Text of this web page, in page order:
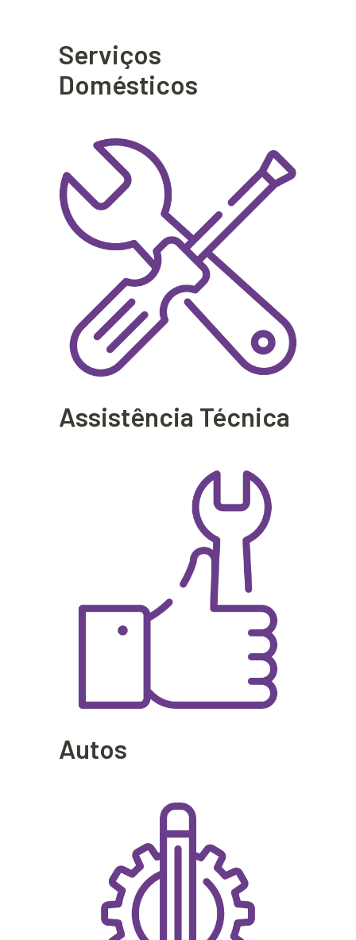
Serviços
Domésticos
Assistência Técnica
Autos